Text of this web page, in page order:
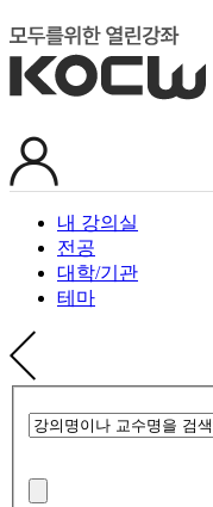
내 강의실
전공
대학/기관
테마